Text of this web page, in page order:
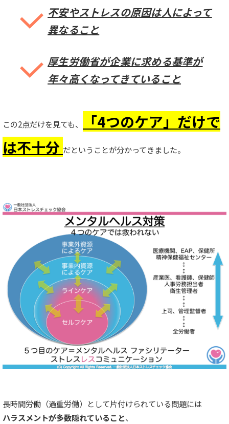
不安やストレスの原因は人によって
異なること
厚生労働省が企業に求める基準が
年々高くなってきていること
この2点だけを見ても、
「4つのケア」だけで
は不十分 だということが分かってきました。
長時間労働（過重労働）として片付けられている問題には
ハラスメントが多数隠れていること、